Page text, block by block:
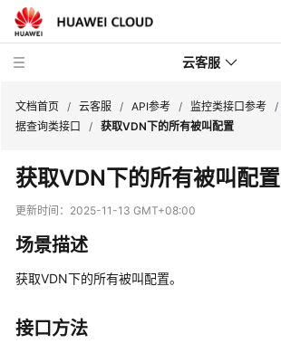
云客服
品
介
速
门
文档首页 / 云客服 / API参考 / 监控类接口参考 /
据查询类接口
/ 获取VDN下的所有被叫配置
获取VDN下的所有被叫配置
更新时间： 2025-11-13 GMT+08:00
场景描述
获取VDN下的所有被叫配置。
接口方法